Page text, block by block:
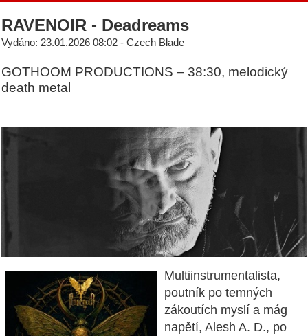
RAVENOIR - Deadreams
Vydáno: 23.01.2026 08:02 - Czech Blade
GOTHOOM PRODUCTIONS – 38:30, melodický
death metal
Multiinstrumentalista,
poutník po temných
zákoutích myslí a mág
napětí, Alesh A. D., po